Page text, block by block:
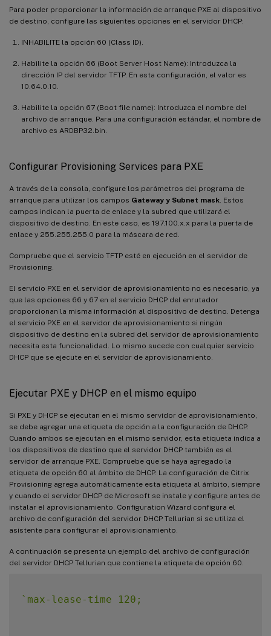
Para poder proporcionar la información de arranque PXE al dispositivo
de destino, configure las siguientes opciones en el servidor DHCP:
INHABILITE la opción 60 (Class ID).
Habilite la opción 66 (Boot Server Host Name): Introduzca la
dirección IP del servidor TFTP. En esta configuración, el valor es
10.64.0.10.
Habilite la opción 67 (Boot file name): Introduzca el nombre del
archivo de arranque. Para una configuración estándar, el nombre de
archivo es ARDBP32.bin.
Configurar Provisioning Services para PXE
A través de la consola, configure los parámetros del programa de
arranque para utilizar los campos Gateway y Subnet mask. Estos
campos indican la puerta de enlace y la subred que utilizará el
dispositivo de destino. En este caso, es 197.100.x.x para la puerta de
enlace y 255.255.255.0 para la máscara de red.
Compruebe que el servicio TFTP esté en ejecución en el servidor de
Provisioning.
El servicio PXE en el servidor de aprovisionamiento no es necesario, ya
que las opciones 66 y 67 en el servicio DHCP del enrutador
proporcionan la misma información al dispositivo de destino. Detenga
el servicio PXE en el servidor de aprovisionamiento si ningún
dispositivo de destino en la subred del servidor de aprovisionamiento
necesita esta funcionalidad. Lo mismo sucede con cualquier servicio
DHCP que se ejecute en el servidor de aprovisionamiento.
Ejecutar PXE y DHCP en el mismo equipo
Si PXE y DHCP se ejecutan en el mismo servidor de aprovisionamiento,
se debe agregar una etiqueta de opción a la configuración de DHCP.
Cuando ambos se ejecutan en el mismo servidor, esta etiqueta indica a
los dispositivos de destino que el servidor DHCP también es el
servidor de arranque PXE. Compruebe que se haya agregado la
etiqueta de opción 60 al ámbito de DHCP. La configuración de Citrix
Provisioning agrega automáticamente esta etiqueta al ámbito, siempre
y cuando el servidor DHCP de Microsoft se instale y configure antes de
instalar el aprovisionamiento. Configuration Wizard configura el
archivo de configuración del servidor DHCP Tellurian si se utiliza el
asistente para configurar el aprovisionamiento.
A continuación se presenta un ejemplo del archivo de configuración
del servidor DHCP Tellurian que contiene la etiqueta de opción 60.
` max-lease-time 120;